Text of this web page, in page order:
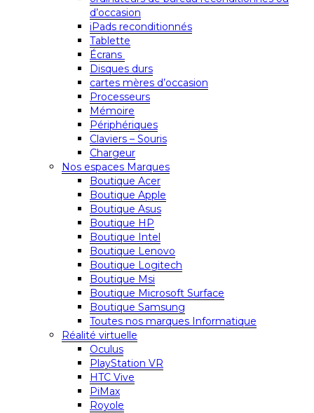
d’occasion
iPads reconditionnés
Tablette
Écrans
Disques durs
cartes mères d’occasion
Processeurs
Mémoire
Périphériques
Claviers – Souris
Chargeur
Nos espaces Marques
Boutique Acer
Boutique Apple
Boutique Asus
Boutique HP
Boutique Intel
Boutique Lenovo
Boutique Logitech
Boutique Msi
Boutique Microsoft Surface
Boutique Samsung
Toutes nos marques Informatique
Réalité virtuelle
Oculus
PlayStation VR
HTC Vive
PiMax
Royole